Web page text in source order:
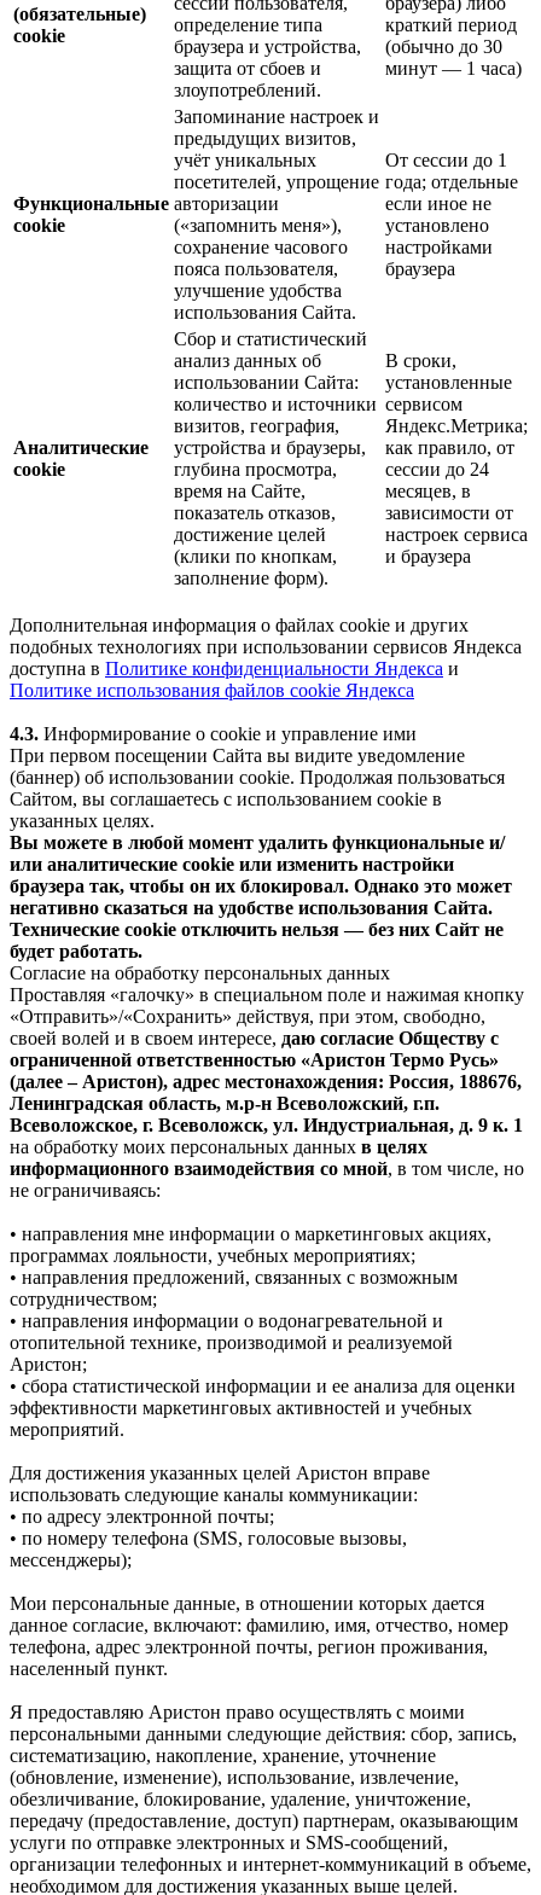
(обязательные)
cookie
определение типа
браузера и устройства,
защита от сбоев и
злоупотреблений.
краткий период
(обычно до 30
минут — 1 часа)
Функциональные
cookie
Запоминание настроек и
предыдущих визитов,
учёт уникальных
посетителей, упрощение
авторизации
(«запомнить меня»),
сохранение часового
пояса пользователя,
улучшение удобства
использования Сайта.
От сессии до 1
года; отдельные
если иное не
установлено
настройками
браузера
Аналитические
cookie
Сбор и статистический
анализ данных об
использовании Сайта:
количество и источники
визитов, география,
устройства и браузеры,
глубина просмотра,
время на Сайте,
показатель отказов,
достижение целей
(клики по кнопкам,
заполнение форм).
В сроки,
установленные
сервисом
Яндекс.Метрика;
как правило, от
сессии до 24
месяцев, в
зависимости от
настроек сервиса
и браузера
Дополнительная информация о файлах cookie и других
подобных технологиях при использовании сервисов Яндекса
доступна в Политике конфиденциальности Яндекса и
Политике использования файлов cookie Яндекса
4.3. Информирование о cookie и управление ими
При первом посещении Сайта вы видите уведомление
(баннер) об использовании cookie. Продолжая пользоваться
Сайтом, вы соглашаетесь с использованием cookie в
указанных целях.
Вы можете в любой момент удалить функциональные и/
или аналитические cookie или изменить настройки
браузера так, чтобы он их блокировал. Однако это может
негативно сказаться на удобстве использования Сайта.
Технические cookie отключить нельзя — без них Сайт не
будет работать.
Согласие на обработку персональных данных
Проставляя «галочку» в специальном поле и нажимая кнопку
«Отправить»/«Сохранить» действуя, при этом, свободно,
своей волей и в своем интересе, даю согласие Обществу с
ограниченной ответственностью «Аристон Термо Русь»
(далее – Аристон), адрес местонахождения: Россия, 188676,
Ленинградская область, м.р-н Всеволожский, г.п.
Всеволожское, г. Всеволожск, ул. Индустриальная, д. 9 к. 1
на обработку моих персональных данных в целях
информационного взаимодействия со мной, в том числе, но
не ограничиваясь:
• направления мне информации о маркетинговых акциях,
программах лояльности, учебных мероприятиях;
• направления предложений, связанных с возможным
сотрудничеством;
• направления информации о водонагревательной и
отопительной технике, производимой и реализуемой
Аристон;
• сбора статистической информации и ее анализа для оценки
эффективности маркетинговых активностей и учебных
мероприятий.
Для достижения указанных целей Аристон вправе
использовать следующие каналы коммуникации:
• по адресу электронной почты;
• по номеру телефона (SMS, голосовые вызовы,
мессенджеры);
Мои персональные данные, в отношении которых дается
данное согласие, включают: фамилию, имя, отчество, номер
телефона, адрес электронной почты, регион проживания,
населенный пункт.
Я предоставляю Аристон право осуществлять с моими
персональными данными следующие действия: сбор, запись,
систематизацию, накопление, хранение, уточнение
(обновление, изменение), использование, извлечение,
обезличивание, блокирование, удаление, уничтожение,
передачу (предоставление, доступ) партнерам, оказывающим
услуги по отправке электронных и SMS‑сообщений,
организации телефонных и интернет‑коммуникаций в объеме,
необходимом для достижения указанных выше целей.